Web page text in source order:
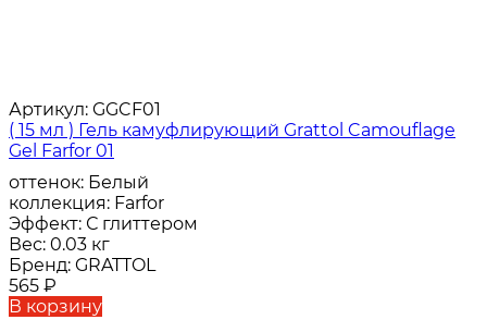
Артикул: GGCF01
( 15 мл ) Гель камуфлирующий Grattol Camouflage
Gel Farfor 01
оттенок: Белый
коллекция: Farfor
Эффект: С глиттером
Вес: 0.03 кг
Бренд: GRATTOL
565 ₽
В корзину